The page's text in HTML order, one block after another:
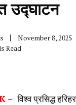
उद्घाटन
November 8, 2025
Read
–विश्व प्रसिद्ध